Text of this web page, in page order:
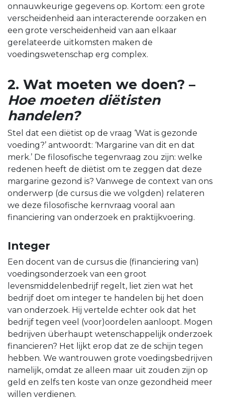
onnauwkeurige gegevens op. Kortom: een grote
verscheidenheid aan interacterende oorzaken en
een grote verscheidenheid van aan elkaar
gerelateerde uitkomsten maken de
voedingswetenschap erg complex.
2. Wat moeten we doen? –
Hoe moeten diëtisten
handelen?
Stel dat een diëtist op de vraag ‘Wat is gezonde
voeding?’ antwoordt: ‘Margarine van dit en dat
merk.’ De filosofische tegenvraag zou zijn: welke
redenen heeft de diëtist om te zeggen dat deze
margarine gezond is? Vanwege de context van ons
onderwerp (de cursus die we volgden) relateren
we deze filosofische kernvraag vooral aan
financiering van onderzoek en praktijkvoering.
Integer
Een docent van de cursus die (financiering van)
voedingsonderzoek van een groot
levensmiddelenbedrijf regelt, liet zien wat het
bedrijf doet om integer te handelen bij het doen
van onderzoek. Hij vertelde echter ook dat het
bedrijf tegen veel (voor)oordelen aanloopt. Mogen
bedrijven überhaupt wetenschappelijk onderzoek
financieren? Het lijkt erop dat ze de schijn tegen
hebben. We wantrouwen grote voedingsbedrijven
namelijk, omdat ze alleen maar uit zouden zijn op
geld en zelfs ten koste van onze gezondheid meer
willen verdienen.